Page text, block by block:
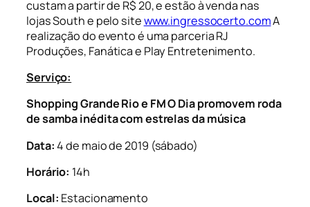
custam a partir de R$ 20, e estão à venda nas
lojas South e pelo sitewww.ingressocerto.comA
realização do evento é uma parceria RJ
Produções, Fanática e Play Entretenimento.
Serviço:
Shopping Grande Rio e FM O Dia promovem roda
de samba inédita com estrelas da música
Data:4 de maio de 2019 (sábado)
Horário: 14h
Local: Estacionamento